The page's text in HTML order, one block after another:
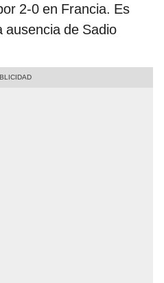
2-0 en Francia. Es
ausencia de Sadio